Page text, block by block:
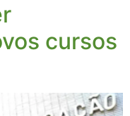
cursos